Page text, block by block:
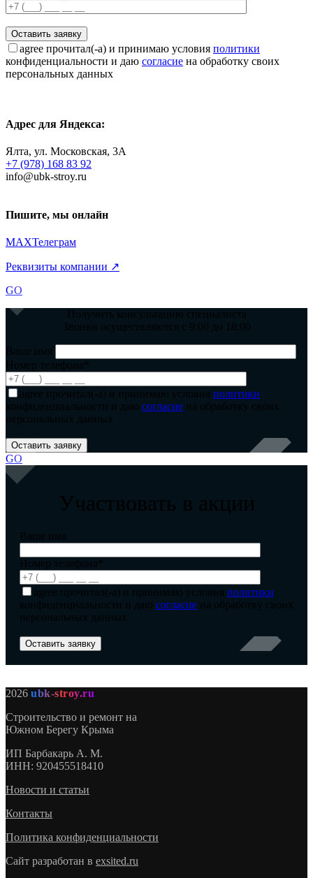
agree прочитал(-а) и принимаю условия политики
конфиденциальности и даю согласие на обработку своих
персональных данных
Адрес для Яндекса:
Ялта, ул. Московская, 3А
+7 (978) 168 83 92
info@ubk-stroy.ru
Пишите, мы онлайн
MAXТелеграм
Реквизиты компании ↗
GO
Получить консультацию специалиста
Звонки осуществляются с 9:00 до 18:00
Ваше имя
Номер телефона*
agree прочитал(-а) и принимаю условия политики
конфиденциальности и даю согласие на обработку своих
персональных данных
GO
Участвовать в акции
Ваше имя
Номер телефона*
agree прочитал(-а) и принимаю условия политики
конфиденциальности и даю согласие на обработку своих
персональных данных
2026 ubk-stroy.ru
Строительство и ремонт на
Южном Берегу Крыма
ИП Барбакарь А. М.
ИНН: 920455518410
Новости и статьи
Контакты
Политика конфиденциальности
Сайт разработан в exsited.ru